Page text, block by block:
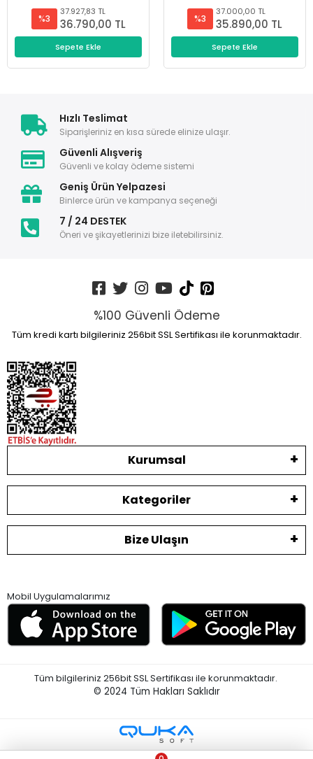
%3
37.927,83 TL
36.790,00 TL
Sepete Ekle
%3
37.000,00 TL
35.890,00 TL
Sepete Ekle
Hızlı Teslimat
Siparişleriniz en kısa sürede elinize ulaşır.
Güvenli Alışveriş
Güvenli ve kolay ödeme sistemi
Geniş Ürün Yelpazesi
Binlerce ürün ve kampanya seçeneği
7 / 24 DESTEK
Öneri ve şikayetlerinizi bize iletebilirsiniz.
%100 Güvenli Ödeme
Tüm kredi kartı bilgileriniz 256bit SSL Sertifikası ile korunmaktadır.
Kurumsal
Kategoriler
Bize Ulaşın
Mobil Uygulamalarımız
Tüm bilgileriniz 256bit SSL Sertifikası ile korunmaktadır.
© 2024 Tüm Hakları Saklıdır